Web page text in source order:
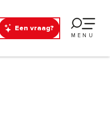
Een vraag?
MENU